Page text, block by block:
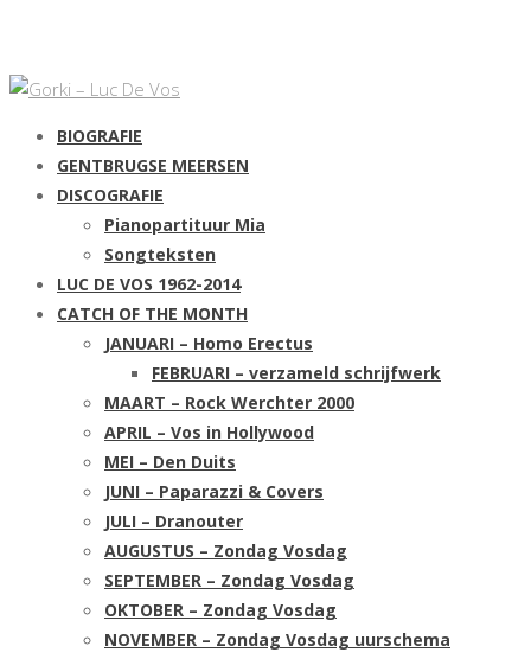
BIOGRAFIE
GENTBRUGSE MEERSEN
DISCOGRAFIE
Pianopartituur Mia
Songteksten
LUC DE VOS 1962-2014
CATCH OF THE MONTH
JANUARI – Homo Erectus
FEBRUARI – verzameld schrijfwerk
MAART – Rock Werchter 2000
APRIL – Vos in Hollywood
MEI – Den Duits
JUNI – Paparazzi & Covers
JULI – Dranouter
AUGUSTUS – Zondag Vosdag
SEPTEMBER – Zondag Vosdag
OKTOBER – Zondag Vosdag
NOVEMBER – Zondag Vosdag uurschema